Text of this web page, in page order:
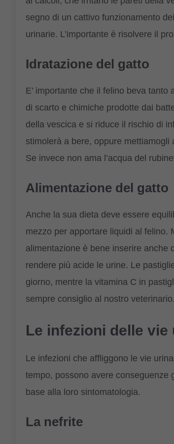
segno di un cattivo funzionamento
urinarie. L’importante è risolvere il
Idratazione del gatto
E’ importante che il felino beva tanto
di scarto e chimiche prodotte dai
della vescica e si riduce il rischio di
stimolerà a bere, oppure mettiamogli
Se invece non ama l’acqua del
Alimentazione del gatto
Anche la sua dieta deve essere
mezzo per apportare liquidi al felino.
alimentazione è bene inserire anche
rendere più acide le urine. Le
giorno, mentre la vitamina C in
sempre consiglio al nostro veterinario.
Le infezioni delle
Le infezioni che affliggono le vie
tempo, possono avere conseguenze
base alla loro sintomatologia.
La nefrite